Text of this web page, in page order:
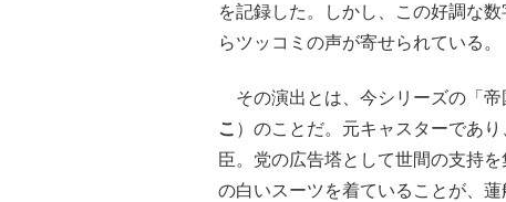
を記録した。しかし、この好調な
らツッコミの声が寄せられている。
その演出とは、今シリーズの「帝
こ ）のことだ。元キャスターであ
臣。党の広告塔として世間の支持
の白いスーツを着ていることが、